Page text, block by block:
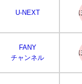
U-NEXT
FANY
チャンネル